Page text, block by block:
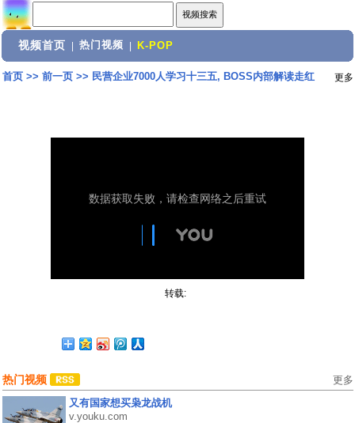
视频首页 热门视频 K-POP
首页>> 前一页>> 民营企业7000人学习十三五, BOSS内部解读走红 更多
转载:
热门视频 更多
又有国家想买枭龙战机
v.youku.com